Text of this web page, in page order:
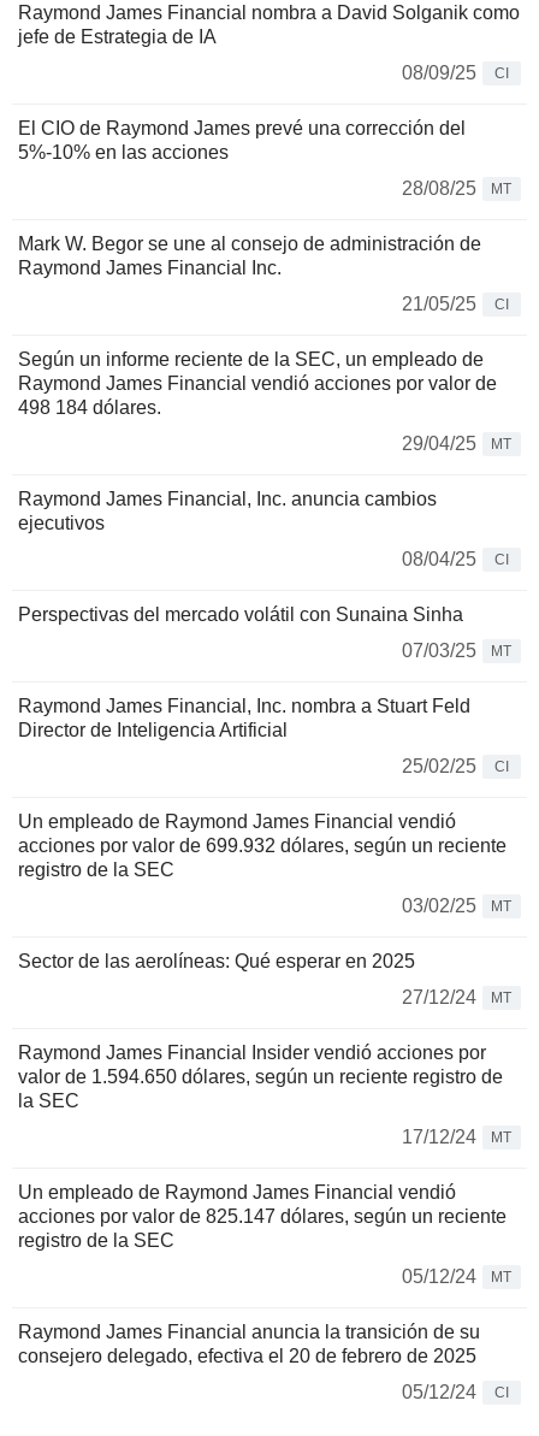
Raymond James Financial nombra a David Solganik como
jefe de Estrategia de IA
08/09/25
CI
El CIO de Raymond James prevé una corrección del
5%-10% en las acciones
28/08/25
MT
Mark W. Begor se une al consejo de administración de
Raymond James Financial Inc.
21/05/25
CI
Según un informe reciente de la SEC, un empleado de
Raymond James Financial vendió acciones por valor de
498 184 dólares.
29/04/25
MT
Raymond James Financial, Inc. anuncia cambios
ejecutivos
08/04/25
CI
Perspectivas del mercado volátil con Sunaina Sinha
07/03/25
MT
Raymond James Financial, Inc. nombra a Stuart Feld
Director de Inteligencia Artificial
25/02/25
CI
Un empleado de Raymond James Financial vendió
acciones por valor de 699.932 dólares, según un reciente
registro de la SEC
03/02/25
MT
Sector de las aerolíneas: Qué esperar en 2025
27/12/24
MT
Raymond James Financial Insider vendió acciones por
valor de 1.594.650 dólares, según un reciente registro de
la SEC
17/12/24
MT
Un empleado de Raymond James Financial vendió
acciones por valor de 825.147 dólares, según un reciente
registro de la SEC
05/12/24
MT
Raymond James Financial anuncia la transición de su
consejero delegado, efectiva el 20 de febrero de 2025
05/12/24
CI